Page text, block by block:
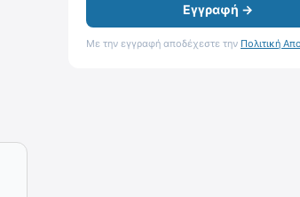
Εγγραφή →
Με την εγγραφή αποδέχεστε την Πολιτική